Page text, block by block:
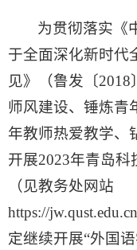
为贯彻落实《
于全面深化新时代
见》（鲁发〔
师风建设、锤炼青
年教师热爱教学、
开展2023年青岛
（见教务处网站
https://
定继续开展“外国